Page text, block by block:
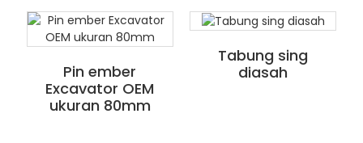
Pin ember
Excavator OEM
ukuran 80mm
Tabung sing
diasah